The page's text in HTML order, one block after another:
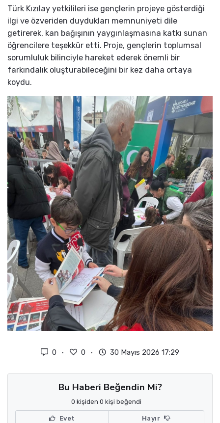
Türk Kızılay yetkilileri ise gençlerin projeye gösterdiği
ilgi ve özveriden duydukları memnuniyeti dile
getirerek, kan bağışının yaygınlaşmasına katkı sunan
öğrencilere teşekkür etti. Proje, gençlerin toplumsal
sorumluluk bilinciyle hareket ederek önemli bir
farkındalık oluşturabileceğini bir kez daha ortaya
koydu.
0 0 30 Mayıs 2026 17:29
Bu Haberi Beğendin Mi?
0 kişiden 0 kişi beğendi
Evet Hayır